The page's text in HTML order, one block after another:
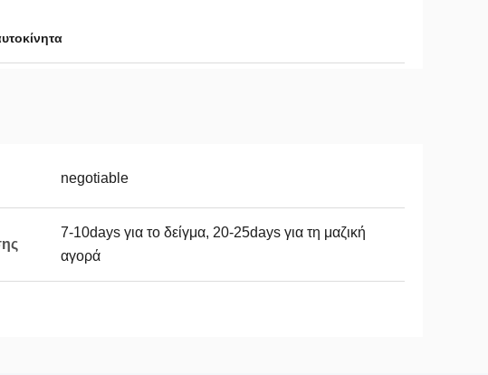
negotiable
7-10days για το δείγμα, 20-25days για τη μαζική
αγορά